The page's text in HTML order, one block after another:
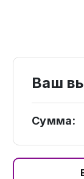
Ваш
Сумма: